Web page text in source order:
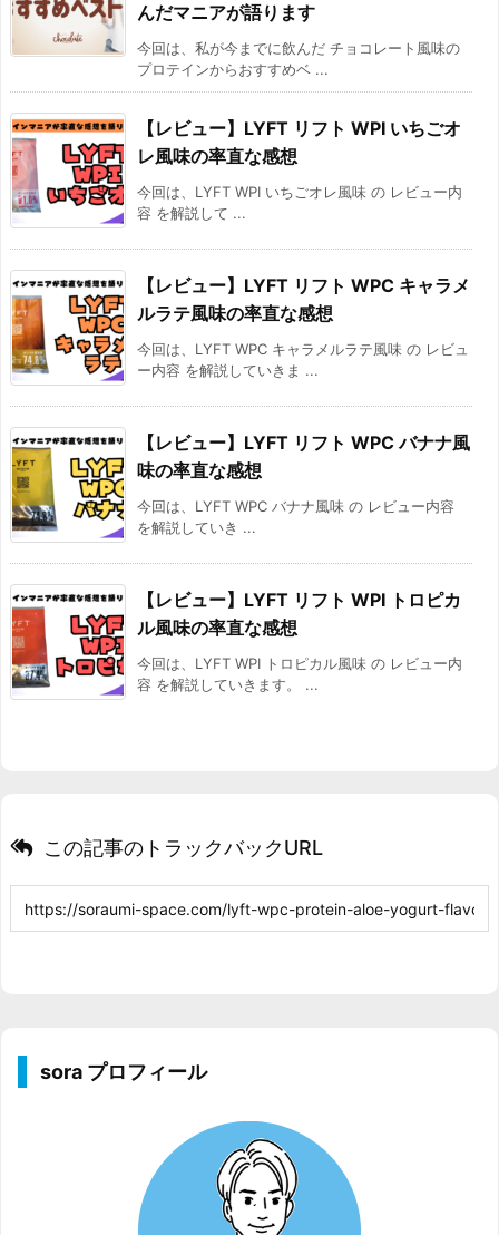
んだマニアが語ります
今回は、私が今までに飲んだ チョコレート風味の
プロテインからおすすめベ ...
【レビュー】LYFT リフト WPI いちごオ
レ風味の率直な感想
今回は、LYFT WPI いちごオレ風味 の レビュー内
容 を解説して ...
【レビュー】LYFT リフト WPC キャラメ
ルラテ風味の率直な感想
今回は、LYFT WPC キャラメルラテ風味 の レビュ
ー内容 を解説していきま ...
【レビュー】LYFT リフト WPC バナナ風
味の率直な感想
今回は、LYFT WPC バナナ風味 の レビュー内容
を解説していき ...
【レビュー】LYFT リフト WPI トロピカ
ル風味の率直な感想
今回は、LYFT WPI トロピカル風味 の レビュー内
容 を解説していきます。 ...
この記事のトラックバックURL
sora プロフィール